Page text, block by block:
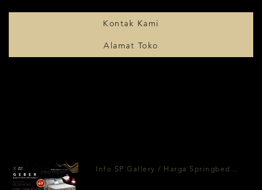
Kontak Kami
Alamat Toko
Info SP Gallery / Harga Springbed